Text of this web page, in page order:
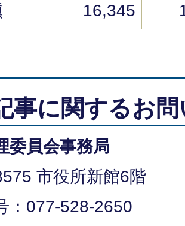
16,345
事に関するお
委員会事務局
市役所新館6階
：077-528-2650